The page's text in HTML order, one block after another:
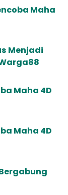
Maha
Menjadi
Maha 4D
Maha 4D